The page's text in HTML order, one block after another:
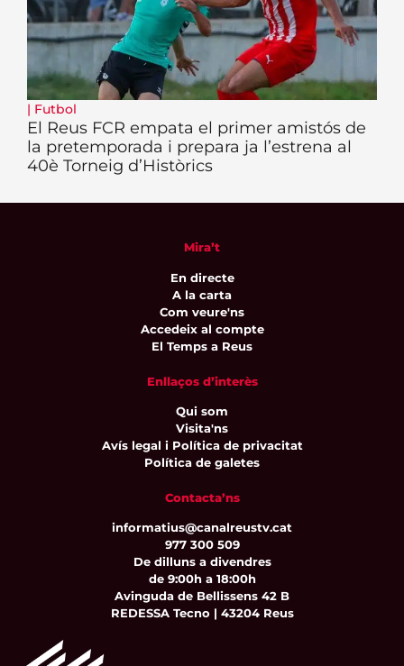
| Futbol
El Reus FCR empata el primer amistós de
la pretemporada i prepara ja l’estrena al
40è Torneig d’Històrics
Mira’t
En directe
A la carta
Com veure'ns
Accedeix al compte
El Temps a Reus
Enllaços d’interès
Qui som
Visita'ns
Avís legal i Política de privacitat
Política de galetes
Contacta’ns
informatius@canalreustv.cat
977 300 509
De dilluns a divendres
de 9:00h a 18:00h
Avinguda de Bellissens 42 B
REDESSA Tecno | 43204 Reus